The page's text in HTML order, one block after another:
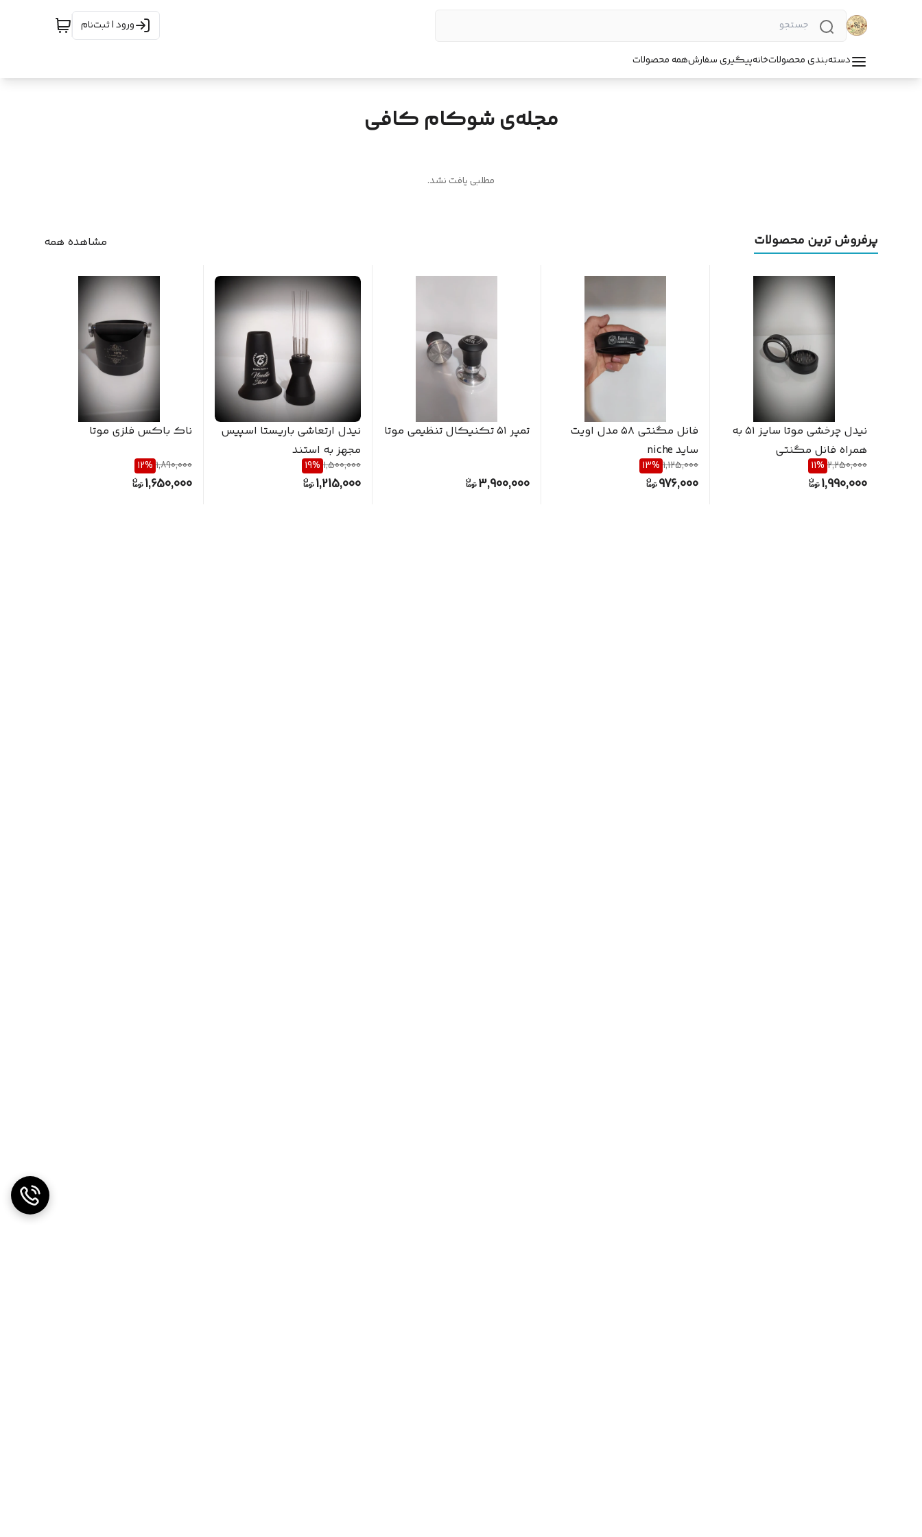
ورود | ثبت‌نام
دسته‌بندی محصولاتخانهپیگیری سفارشهمه محصولات
مجله‌ی شوکام کافی
مطلبی یافت نشد.
پرفروش ترین محصولات مشاهده همه
نیدل چرخشی موتا سایز ۵۱ به
همراه فانل مگنتی
2,250,000
11%
1,990,000
فانل مگنتی ۵۸ مدل اویت
ساید niche
1,125,000
13%
976,000
تمپر ۵۱ تکنیکال تنظیمی موتا
3,900,000
نیدل ارتعاشی باریستا اسپیس
مجهز به استند
1,500,000
19%
1,215,000
ناک باکس فلزی موتا
1,890,000
12%
1,650,000